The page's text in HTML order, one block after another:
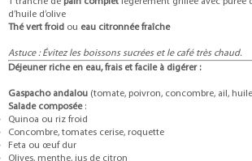
d’huile d’olive
Thé vert froid ou eau citronnée fraîche
Astuce : Évitez les boissons sucrées et le café très chaud.
Déjeuner riche en eau, frais et facile à digérer :
Gaspacho andalou (tomate, poivron, concombre, ail, huile
Salade composée:
Quinoa ou riz froid
Concombre, tomates cerise, roquette
Feta ou œuf dur
Olives, menthe, jus de citron